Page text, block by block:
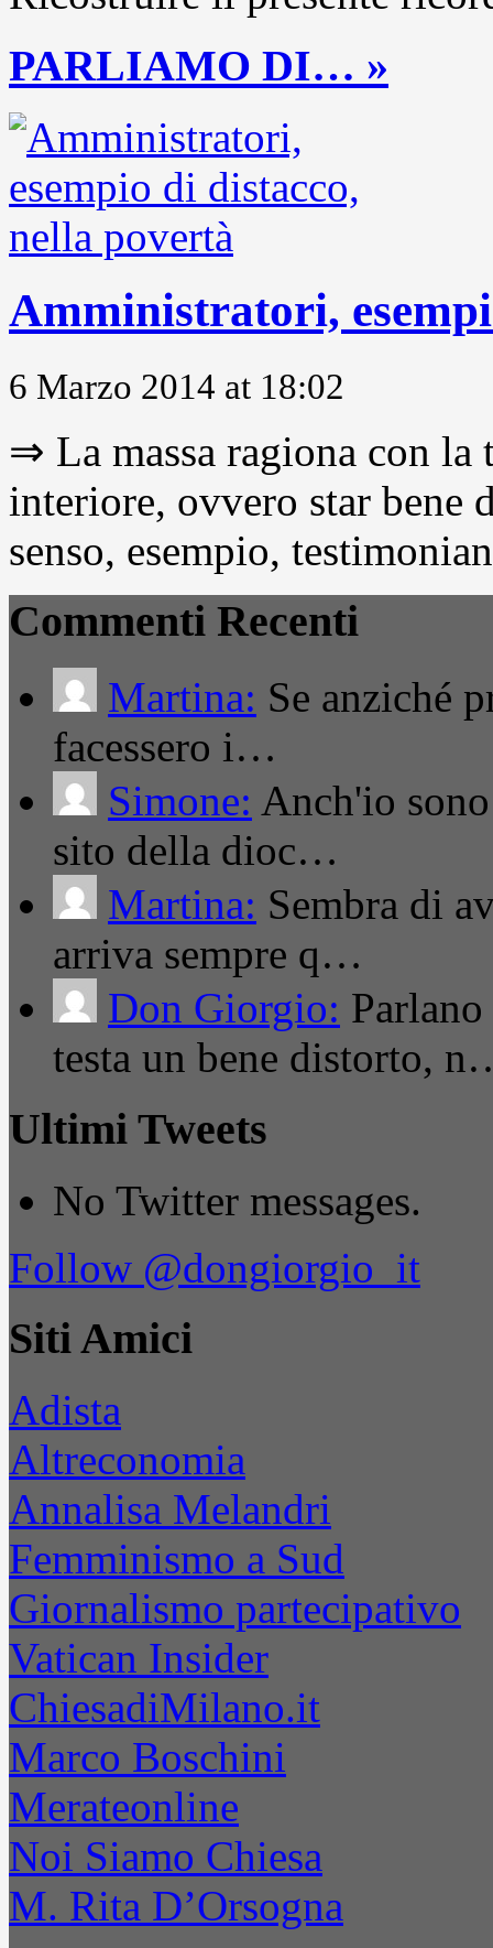
PARLIAMO DI… »
Amministratori,
6 Marzo 2014 at 18:02
⇒ La massa ragiona con
interiore, ovvero star
senso, esempio,
Commenti Recenti
Martina: Se anziché
facessero i…
Simone: Anch'io
sito della dioc…
Martina: Sembra di
arriva sempre q…
Don Giorgio:
testa un bene distorto,
Ultimi Tweets
No Twitter messages.
Follow @dongiorgio_it
Siti Amici
Adista
Altreconomia
Annalisa Melandri
Femminismo a Sud
Giornalismo partecipativo
Vatican Insider
ChiesadiMilano.it
Marco Boschini
Merateonline
Noi Siamo Chiesa
M. Rita D’Orsogna